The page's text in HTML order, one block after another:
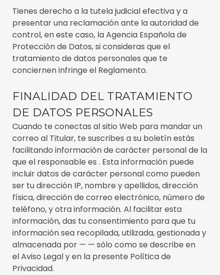
Tienes derecho a la tutela judicial efectiva y a
presentar una reclamación ante la autoridad de
control, en este caso, la Agencia Española de
Protección de Datos, si consideras que el
tratamiento de datos personales que te
conciernen infringe el Reglamento.
FINALIDAD DEL TRATAMIENTO
DE DATOS PERSONALES
Cuando te conectas al sitio Web para mandar un
correo al Titular, te suscribes a su boletín estás
facilitando información de carácter personal de la
que el responsable es . Esta información puede
incluir datos de carácter personal como pueden
ser tu dirección IP, nombre y apellidos, dirección
física, dirección de correo electrónico, número de
teléfono, y otra información. Al facilitar esta
información, das tu consentimiento para que tu
información sea recopilada, utilizada, gestionada y
almacenada por — — sólo como se describe en
el Aviso Legal y en la presente Política de
Privacidad.